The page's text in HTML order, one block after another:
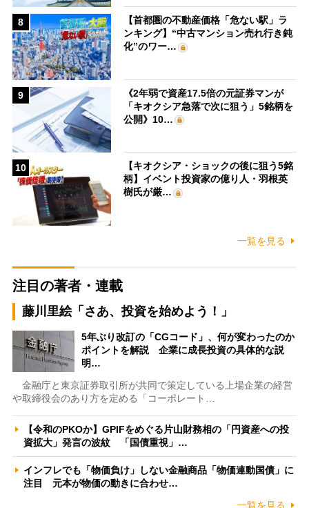
8
【首都圏の不動産価格「危ない駅」ラ
ンキング】“中古マンション売れ行き鈍
化”のワー…
9
《2年弱で資産17.5倍の元証券マンが
「キオクシア急落で次に狙う」5銘柄を
公開》10…
10
【キオクシア・ショックの後に狙う5銘
柄】イベント投資家の億り人・羽根英
樹氏が厳…
一覧を見る
注目の著者・連載
藤川里絵「さあ、投資を始めよう！」
5年ぶり改訂の「CGコード」、何が変わったのか
ポイントを解説 企業に成長投資の具体的な説
明…
金融庁と東京証券取引所が共同で策定している上場企業の経営
や取締役会のあり方を定める「コーポレート…
【令和のPKOか】GPIFをめぐる片山財務相の「円資産への投
資拡大」発言の波紋 「国債重視」…
インフレでも「物価負け」しない金融商品「物価連動国債」に
注目 元本が物価の動きに合わせ…
一覧を見る